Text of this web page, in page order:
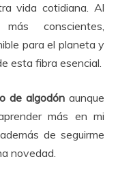
vida cotidiana. Al
conscientes,
para el planeta y
esta fibra esencial.
de algodón aunque
más en mi
de seguirme
novedad.